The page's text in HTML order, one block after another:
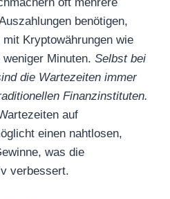
benötigen,
Kryptowährungen wie
Minuten. Selbst bei
die Wartezeiten immer
Finanzinstituten.
auf
einen nahtlosen,
was die
verbessert.